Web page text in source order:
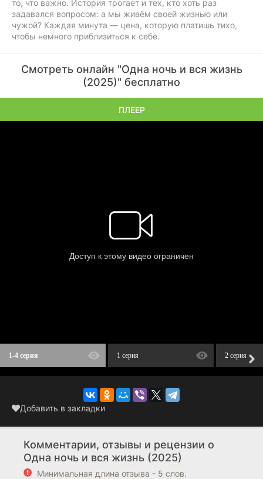
то, что важно. История трогает и тех, кто хоть раз
задавался вопросом: а мы живём своей жизнью или
чужой? Каждая минута — цена, которую платишь тихо,
чтобы немного приблизиться к себе.
Смотреть онлайн "Одна ночь и вся жизнь
(2025)" бесплатно
ПЛЕЕР
1-4 серия 1 серия 2 серия
Добавить в закладки
Комментарии, отзывы и рецензии о
Одна ночь и вся жизнь (2025)
Минимальная длина отзыва - 5 слов.